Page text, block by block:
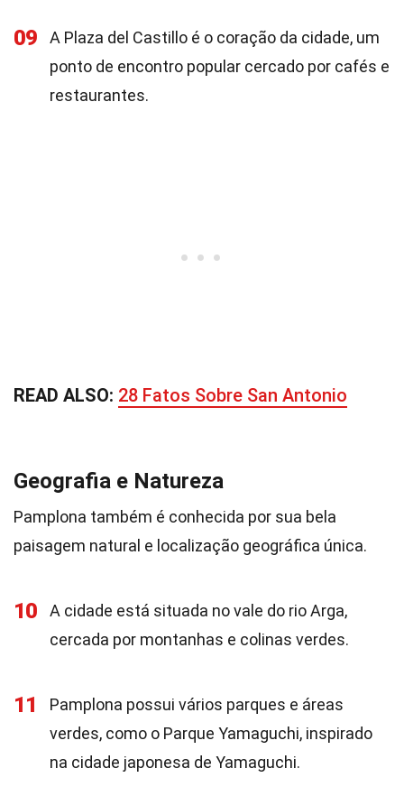
09
A Plaza del Castillo é o coração da cidade, um
ponto de encontro popular cercado por cafés e
restaurantes.
READ ALSO: 28 Fatos Sobre San Antonio
Geografia e Natureza
Pamplona também é conhecida por sua bela
paisagem natural e localização geográfica única.
10
A cidade está situada no vale do rio Arga,
cercada por montanhas e colinas verdes.
11
Pamplona possui vários parques e áreas
verdes, como o Parque Yamaguchi, inspirado
na cidade japonesa de Yamaguchi.